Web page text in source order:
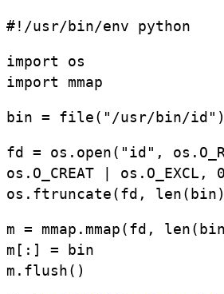
#!/usr/bin/env python
import os
import mmap
bin = file("/usr/bin/
fd = os.open("id",
os.O_CREAT | os.O_EXCL,
os.ftruncate(fd,
m = mmap.mmap(fd,
m[:] = bin
m.flush()